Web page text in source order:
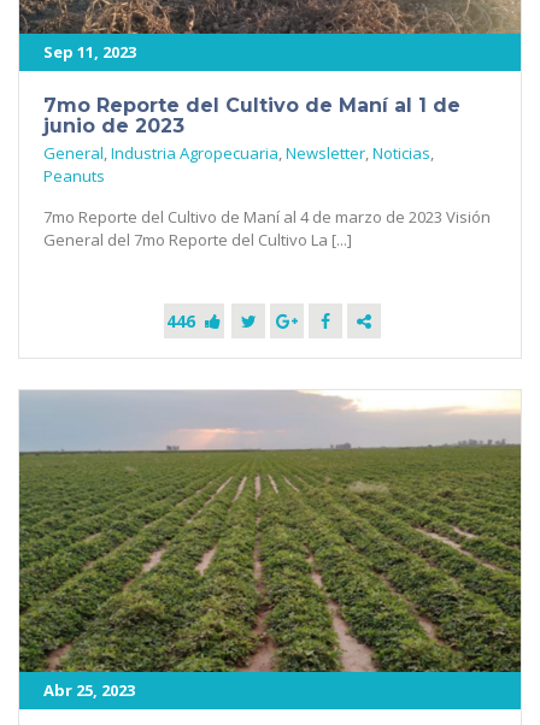
Sep 11, 2023
7mo Reporte del Cultivo de Maní al 1 de
junio de 2023
General,Industria Agropecuaria,Newsletter,Noticias,
Peanuts
7mo Reporte del Cultivo de Maní al 4 de marzo de 2023 Visión
General del 7mo Reporte del Cultivo La [...]
446
Abr 25, 2023